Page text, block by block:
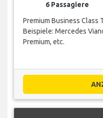
6 Passagiere
Premium Business Class
Beispiele: Mercedes
Premium, etc.